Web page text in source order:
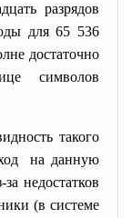
разрядов
для 65 536
достаточно
символов
такого
на данную
недостатков
(в системе